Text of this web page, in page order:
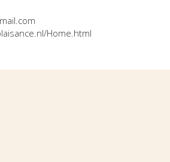
Home.html